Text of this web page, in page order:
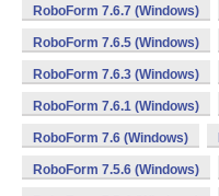
RoboForm 7.6.7 (Windows)
RoboForm 7.6.5 (Windows)
RoboForm 7.6.3 (Windows)
RoboForm 7.6.1 (Windows)
RoboForm 7.6 (Windows)
RoboForm 7.5.6 (Windows)